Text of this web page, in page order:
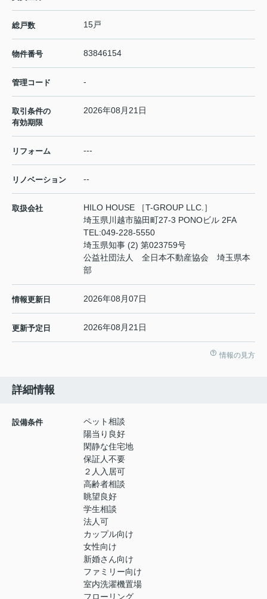
総戸数 15戸
物件番号 83846154
管理コード -
取引条件の
有効期限
2026年08月21日
リフォーム ---
リノベーション --
取扱会社
HILO HOUSE ［T-GROUP LLC.］
埼玉県川越市脇田町27-3 PONOビル 2FA
TEL:049-228-5550
埼玉県知事 (2) 第023759号
公益社団法人 全日本不動産協会 埼玉県本
部
情報更新日 2026年08月07日
更新予定日 2026年08月21日
情報の見方
詳細情報
設備条件
ペット相談
陽当り良好
閑静な住宅地
保証人不要
２人入居可
高齢者相談
眺望良好
学生相談
法人可
カップル向け
女性向け
新婚さん向け
ファミリー向け
室内洗濯機置場
フローリング